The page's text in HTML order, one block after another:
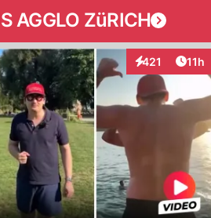
AGGLO ZüRICH
421
Interaktionen
11h